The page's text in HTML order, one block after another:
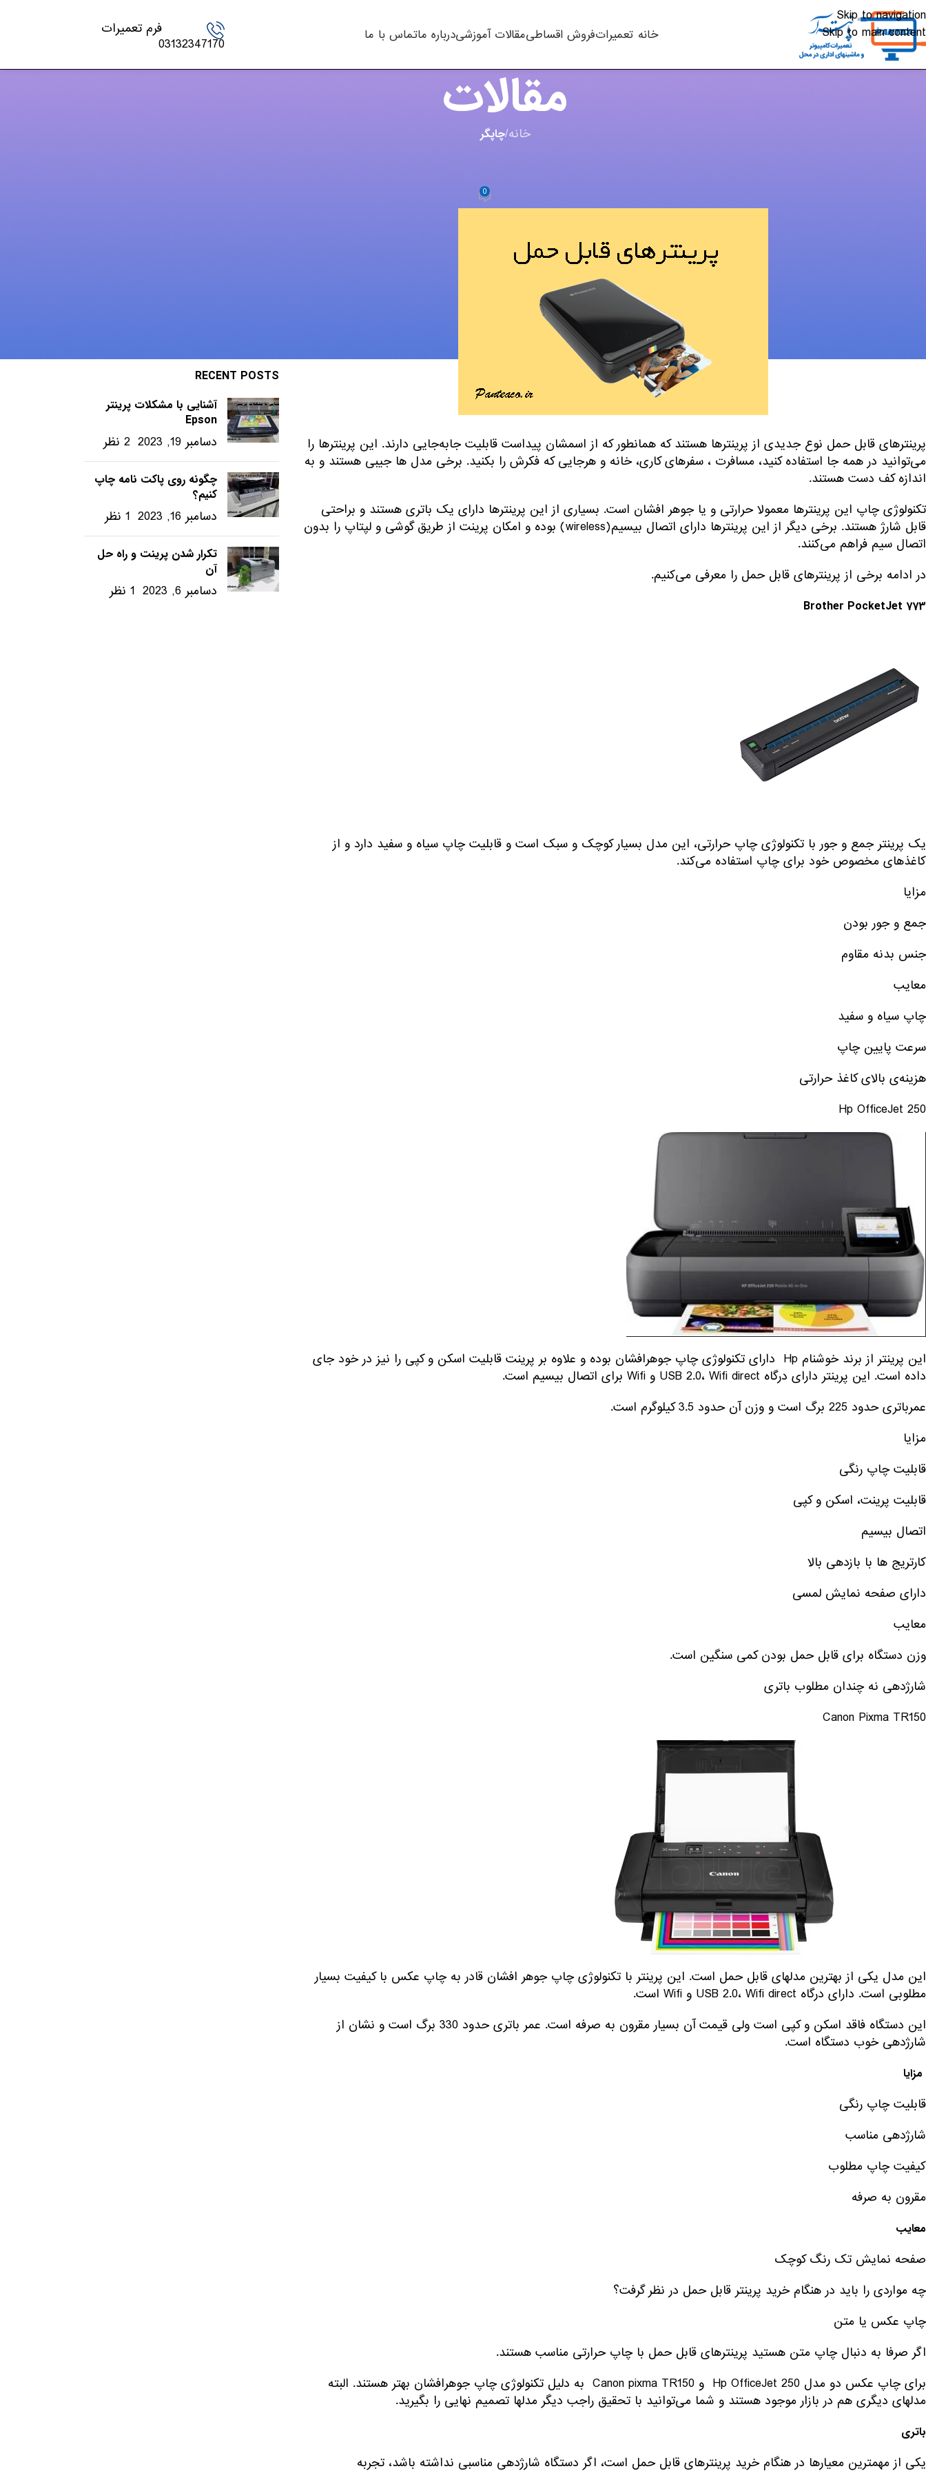
Skip to navigation
Skip to main content
خانه تعمیراتفروش اقساطیمقالات آموزشیدرباره ماتماس با ما
03132347170
فرم تعمیرات
مقالات
خانه/چاپگر
0
پرینترهای قابل حمل نوع جدیدی از پرینترها هستند که همانطور که از اسمشان پیداست قابلیت جا‌به‌جایی دارند. این پرینترها را
می‌توانید در همه جا استفاده کنید، مسافرت ، سفرهای کاری، خانه و هرجایی که فکرش را بکنید. برخی مدل ها جیبی هستند و به
اندازه کف دست هستند.
تکنولوژی چاپ این پرینترها معمولا حرارتی و یا جوهر افشان است. بسیاری از این پرینترها دارای یک باتری هستند و براحتی
قابل شارژ هستند. برخی دیگر از این پرینترها دارای اتصال بیسیم(wireless) بوده و امکان پرینت از طریق گوشی و لپتاپ را بدون
اتصال سیم فراهم می‌کنند.
در ادامه برخی از پرینترهای قابل حمل را معرفی می‌کنیم.
Brother PocketJet 773
یک پرینتر جمع و جور با تکنولوژی چاپ حرارتی، این مدل بسیار کوچک و سبک است و قابلیت چاپ سیاه و سفید دارد و از
کاغذهای مخصوص خود برای چاپ استفاده می‌کند.
مزایا
جمع و جور بودن
جنس بدنه مقاوم
معایب
چاپ سیاه و سفید
سرعت پایین چاپ
هزینه‌ی بالای کاغذ حرارتی
Hp OfficeJet 250
این پرینتر از برند خوشنام Hp دارای تکنولوژی چاپ جوهرافشان بوده و علاوه بر پرینت قابلیت اسکن و کپی را نیز در خود جای
داده است. این پرینتر دارای درگاه USB 2.0، Wifi direct و Wifi برای اتصال بیسیم است.
عمرباتری حدود 225 برگ است و وزن آن حدود 3.5 کیلوگرم است.
مزایا
قابلیت چاپ رنگی
قابلیت پرینت، اسکن و کپی
اتصال بیسیم
کارتریج ها با بازدهی بالا
دارای صفحه نمایش لمسی
معایب
وزن دستگاه برای قابل حمل بودن کمی سنگین است.
شارژدهی نه چندان مطلوب باتری
Canon Pixma TR150
این مدل یکی از بهترین مدلهای قابل حمل است. این پرینتر با تکنولوژی چاپ جوهر افشان قادر به چاپ عکس با کیفیت بسیار
مطلوبی است. دارای درگاه USB 2.0، Wifi direct و Wifi است.
این دستگاه فاقد اسکن و کپی است ولی قیمت آن بسیار مقرون به صرفه است. عمر باتری حدود 330 برگ است و نشان از
شارژدهی خوب دستگاه است.
مزایا
قابلیت چاپ رنگی
شارژدهی مناسب
کیفیت چاپ مطلوب
مقرون به صرفه
معایب
صفحه نمایش تک رنگ کوچک
چه مواردی را باید در هنگام خرید پرینتر قابل حمل در نظر گرفت؟
چاپ عکس یا متن
اگر صرفا به دنبال چاپ متن هستید پرینترهای قابل حمل با چاپ حرارتی مناسب هستند.
برای چاپ عکس دو مدل Hp OfficeJet 250 و Canon pixma TR150 به دلیل تکنولوژی چاپ جوهرافشان بهتر هستند. البته
مدلهای دیگری هم در بازار موجود هستند و شما می‌توانید با تحقیق راجب دیگر مدلها تصمیم نهایی را بگیرید.
باتری
یکی از مهمترین معیارها در هنگام خرید پرینترهای قابل حمل است، اگر دستگاه شارژدهی مناسبی نداشته باشد، تجربه
RECENT POSTS
آشنایی با مشکلات پرینتر
Epson
دسامبر 19, 2023 2 نظر
چگونه روی پاکت نامه چاپ
کنیم؟
دسامبر 16, 2023 1 نظر
تکرار شدن پرینت و راه حل
آن
دسامبر 6, 2023 1 نظر